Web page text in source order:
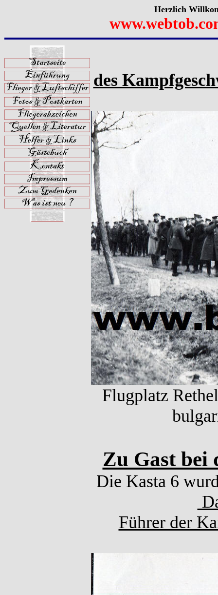
Herzlich
des
Flugplatz
Zu Gast bei
Die Kasta 6
Führer der